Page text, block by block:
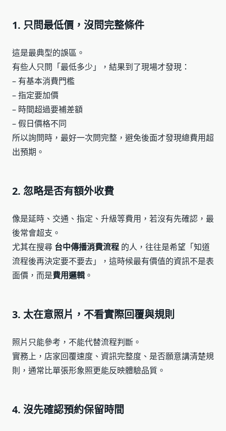
1. 只問最低價，沒問完整條件
這是最典型的誤區。
有些人只問「最低多少」，結果到了現場才發現：
– 有基本消費門檻
– 指定要加價
– 時間超過要補差額
– 假日價格不同
所以詢問時，最好一次問完整，避免後面才發現總費用超
出預期。
2. 忽略是否有額外收費
像是延時、交通、指定、升級等費用，若沒有先確認，最
後常會超支。
尤其在搜尋 台中傳播消費流程 的人，往往是希望「知道
流程後再決定要不要去」，這時候最有價值的資訊不是表
面價，而是費用邏輯 。
3. 太在意照片，不看實際回覆與規則
照片只能參考，不能代替流程判斷。
實務上，店家回覆速度、資訊完整度、是否願意講清楚規
則，通常比單張形象照更能反映體驗品質。
4. 沒先確認預約保留時間